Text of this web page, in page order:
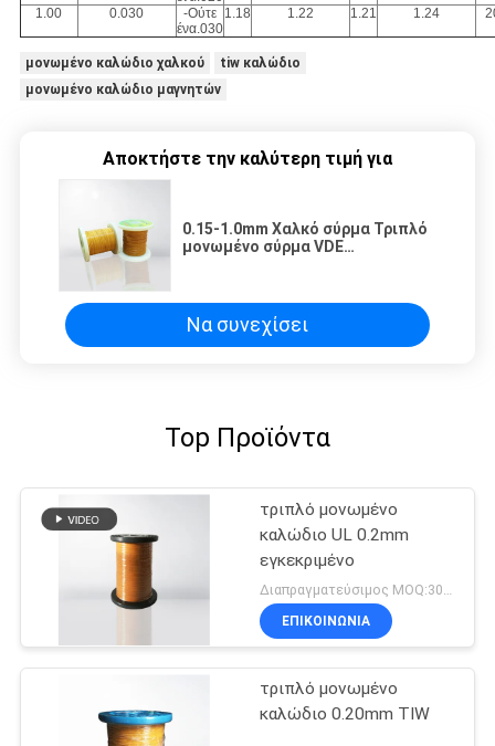
1.00 0.030
-Ούτε
ένα.030
1.18 1.22 1.21 1.24
μονωμένο καλώδιο χαλκού
tiw καλώδιο
μονωμένο καλώδιο μαγνητών
Αποκτήστε την καλύτερη τιμή για
0.15-1.0mm Χαλκό σύρμα Τριπλό
μονωμένο σύρμα VDE
Να συνεχίσει
Top Προϊόντα
τριπλό μονωμένο
καλώδιο UL 0.2mm
εγκεκριμένο
Διαπραγματεύσιμος MOQ:3000 μέτρα
ΕΠΙΚΟΙΝΩΝΙΑ
τριπλό μονωμένο
καλώδιο 0.20mm TIW